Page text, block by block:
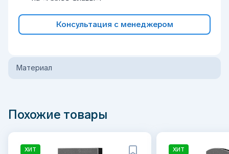
Консультация с менеджером
Материал
Похожие товары
ХИТ ХИТ